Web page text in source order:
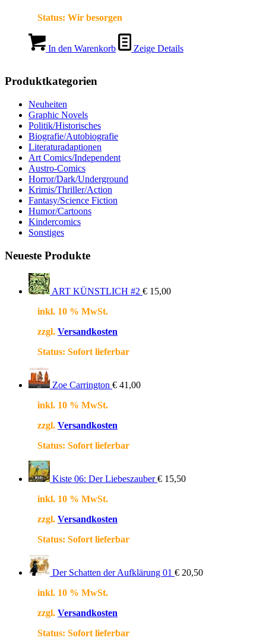
Status: Wir besorgen
In den Warenkorb Zeige Details
Produktkategorien
Neuheiten
Graphic Novels
Politik/Historisches
Biografie/Autobiografie
Literaturadaptionen
Art Comics/Independent
Austro-Comics
Horror/Dark/Underground
Krimis/Thriller/Action
Fantasy/Science Fiction
Humor/Cartoons
Kindercomics
Sonstiges
Neueste Produkte
ART KÜNSTLICH #2 € 15,00
inkl. 10 % MwSt.
zzgl. Versandkosten
Status: Sofort lieferbar
Zoe Carrington € 41,00
inkl. 10 % MwSt.
zzgl. Versandkosten
Status: Sofort lieferbar
Kiste 06: Der Liebeszauber € 15,50
inkl. 10 % MwSt.
zzgl. Versandkosten
Status: Sofort lieferbar
Der Schatten der Aufklärung 01 € 20,50
inkl. 10 % MwSt.
zzgl. Versandkosten
Status: Sofort lieferbar